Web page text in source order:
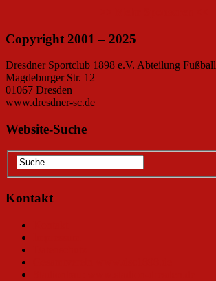
Copyright 2001 – 2025
Dresdner Sportclub 1898 e.V. Abteilung Fußball
Magdeburger Str. 12
01067 Dresden
www.dresdner-sc.de
Website-Suche
Kontakt